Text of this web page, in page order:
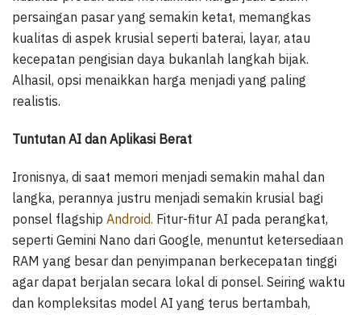
persaingan pasar yang semakin ketat, memangkas
kualitas di aspek krusial seperti baterai, layar, atau
kecepatan pengisian daya bukanlah langkah bijak.
Alhasil, opsi menaikkan harga menjadi yang paling
realistis.
Tuntutan AI dan Aplikasi Berat
Ironisnya, di saat memori menjadi semakin mahal dan
langka, perannya justru menjadi semakin krusial bagi
ponsel flagship Android. Fitur-fitur AI pada perangkat,
seperti Gemini Nano dari Google, menuntut ketersediaan
RAM yang besar dan penyimpanan berkecepatan tinggi
agar dapat berjalan secara lokal di ponsel. Seiring waktu
dan kompleksitas model AI yang terus bertambah,